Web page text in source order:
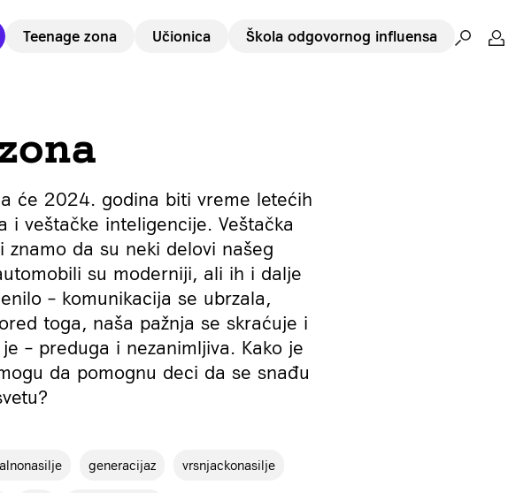
Teenage zona Učionica Škola odgovornog influensa
će 2024. godina biti vreme letećih
veštačke inteligencije. Veštačka
da su neki delovi našeg
su moderniji, ali ih i dalje
– komunikacija se ubrzala,
toga, naša pažnja se skraćuje i
– preduga i nezanimljiva. Kako je
da pomognu deci da se snađu
generacijaz vrsnjackonasilje